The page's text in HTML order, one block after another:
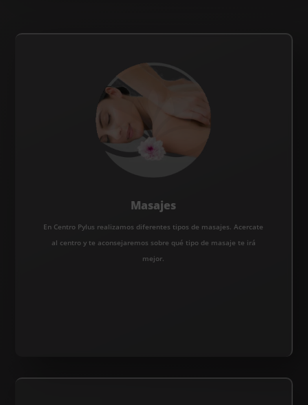
Masajes
En Centro Pylus realizamos diferentes tipos de masajes. Acercate
al centro y te aconsejaremos sobre qué tipo de masaje te irá
mejor.